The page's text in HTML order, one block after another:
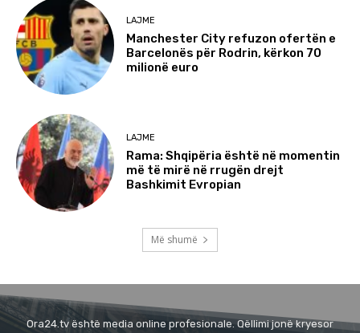
LAJME
Manchester City refuzon ofertën e
Barcelonës për Rodrin, kërkon 70
milionë euro
LAJME
Rama: Shqipëria është në momentin
më të mirë në rrugën drejt
Bashkimit Evropian
Më shumë
Ora24.tv është media online profesionale. Qëllimi jonë kryesor